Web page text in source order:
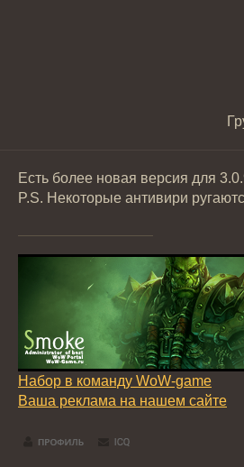
Есть более новая версия для
P.S. Некоторые антивири
Набор в команду WoW-game
Ваша реклама на нашем сайте